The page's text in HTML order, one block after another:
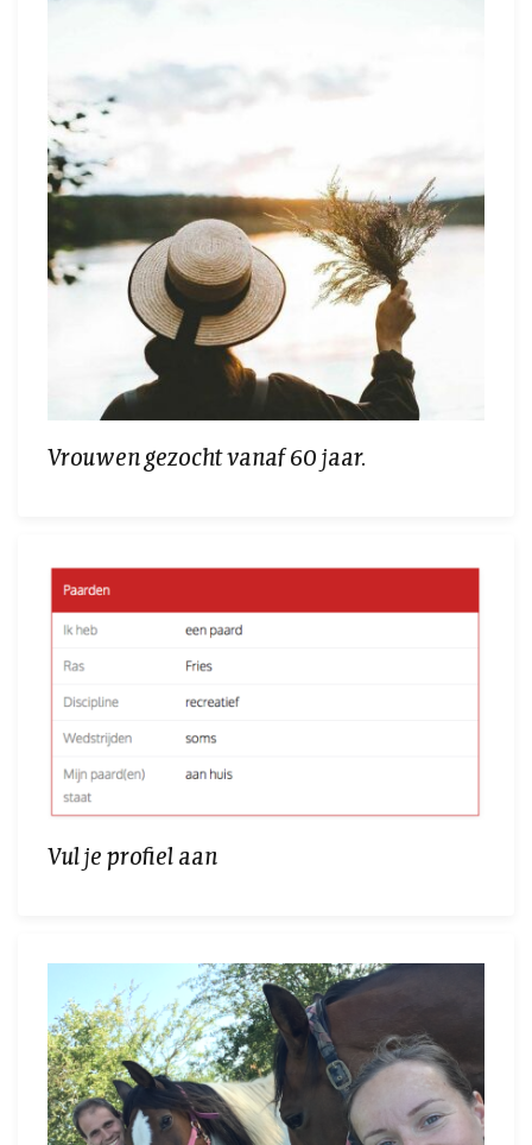
Vrouwen gezocht vanaf 60 jaar.
Vul je profiel aan